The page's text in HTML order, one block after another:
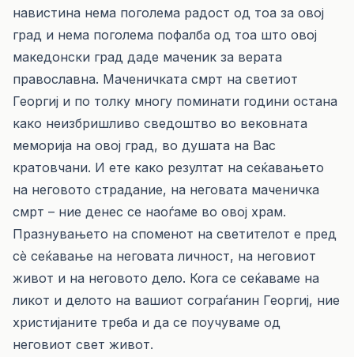
навистина нема поголема радост од тоа за овој
град и нема поголема пофалба од тоа што овој
македонски град даде маченик за верата
православна. Маченичката смрт на светиот
Георгиј и по толку многу поминати години остана
како неизбришливо сведоштво во вековната
меморија на овој град, во душата на Вас
кратовчани. И ете како резултат на сеќавањето
на неговото страдание, на неговата маченичка
смрт – ние денес се наоѓаме во овој храм.
Празнувањето на споменот на светителот е пред
сè сеќавање на неговата личност, на неговиот
живот и на неговото дело. Кога се сеќаваме на
ликот и делото на вашиот сограѓанин Георгиј, ние
христијаните треба и да се поучуваме од
неговиот свет живот.